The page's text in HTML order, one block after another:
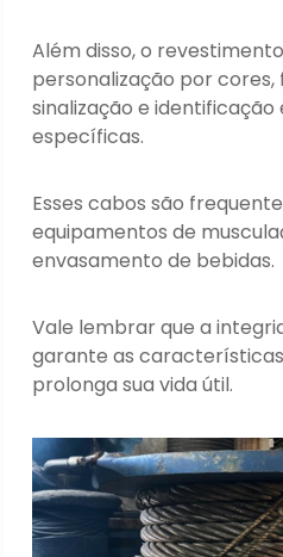
Além disso, o
personalização por cores,
sinalização e
específicas.
Esses cabos são
equipamentos de
envasamento de bebidas.
Vale lembrar que a
garante as
prolonga sua vida útil.